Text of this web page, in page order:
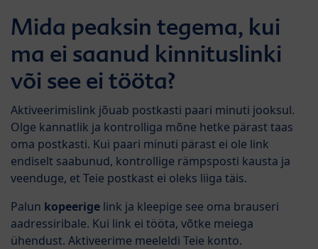
Mida peaksin tegema, kui
ma ei saanud kinnituslinki
või see ei tööta?
Aktiveerimislink jõuab postkasti paari minuti jooksul.
Olge kannatlik ja kontrolliga mõne hetke pärast taas
oma postkasti. Kui paari minuti pärast ei ole link
endiselt saabunud, kontrollige rämpsposti kausta ja
veenduge, et Teie postkast ei oleks liiga täis.
Palun kopeerige link ja kleepige see oma brauseri
aadressiribale. Kui link ei tööta, võtke meiega
ühendust. Aktiveerime meeleldi Teie konto.